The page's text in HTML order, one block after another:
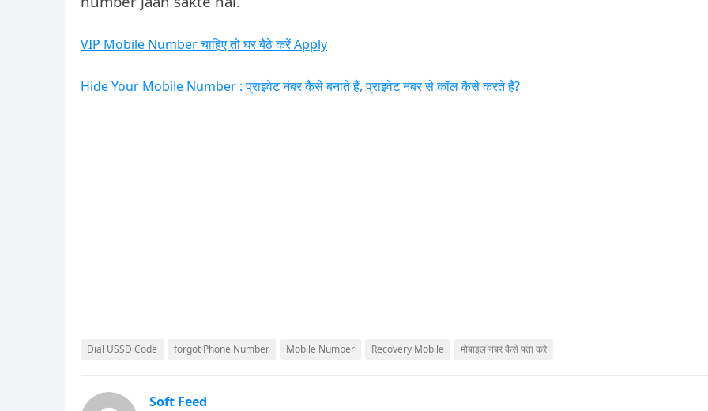
VIP Mobile Number चाहिए तो घर बैठे करें Apply
Hide Your Mobile Number : प्राइवेट नंबर कैसे बनाते हैं, प्राइवेट नंबर से कॉल कैसे करते हैं?
Dial USSD Code forgot Phone Number Mobile Number Recovery Mobile मोबाइल नंबर कैसे पता करे
Soft Feed